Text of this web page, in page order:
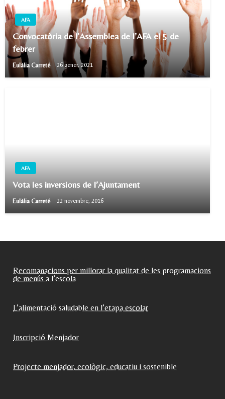
AFA
Convocatòria de l’Assemblea de l’AFA el 5 de
febrer
Eulàlia Carreté 26 gener, 2021
AFA
Vota les inversions de l’Ajuntament
Eulàlia Carreté 22 novembre, 2016
Recomanacions per millorar la qualitat de les programacions
de menús a l’escola
L’alimentació saludable en l’etapa escolar
Inscripció Menjador
Projecte menjador, ecològic, educatiu i sostenible